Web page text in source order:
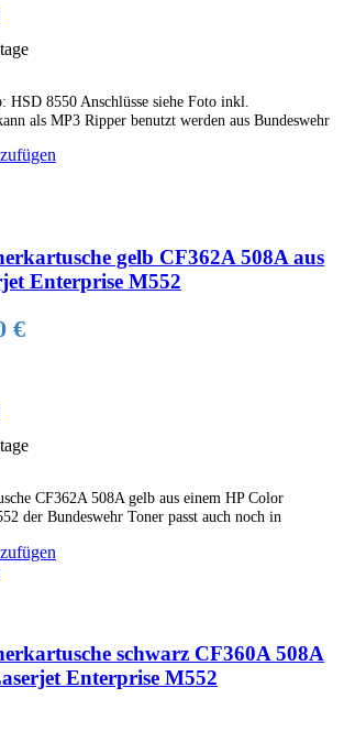
8550 Anschlüsse siehe Foto inkl.
als MP3 Ripper benutzt werden aus Bundeswehr
gelb CF362A 508A aus
Enterprise M552
€
CF362A 508A gelb aus einem HP Color
der Bundeswehr Toner passt auch noch in
schwarz CF360A 508A
Enterprise M552